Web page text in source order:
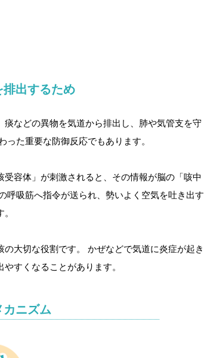
排出するため
などの異物を気道から排出し、肺や気管支を守
た重要な防御反応でもあります。
容体」が刺激されると、その情報が脳の「咳中
呼吸筋へ指令が送られ、勢いよく空気を吐き出す
大切な役割です。 かぜなどで気道に炎症が起き
すくなることがあります。
カニズム